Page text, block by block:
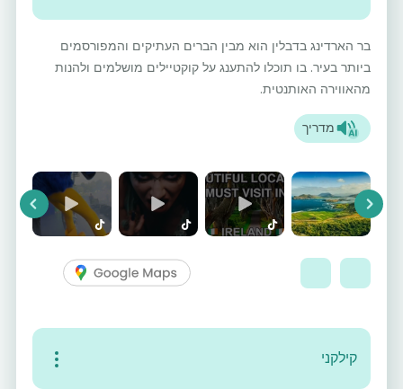
בר הארדינג בדבלין הוא מבין הברים העתיקים והמפורסמים
ביותר בעיר. בו תוכלו להתענג על קוקטיילים מושלמים ולהנות
מהאווירה האותנטית.
מדריך
Next
קילקני